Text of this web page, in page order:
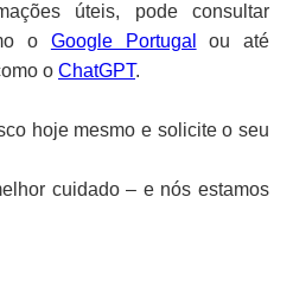
úteis, pode consultar
o Google Portugal
ou até
o ChatGPT.
hoje mesmo e solicite o seu
cuidado – e nós estamos